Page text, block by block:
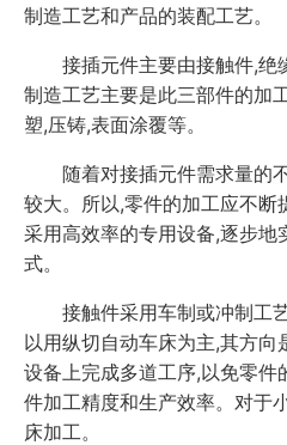
制造工艺和产品的装配工艺。
接插元件主要由接触件,绝
制造工艺主要是此三部件的加
塑,压铸,表面涂覆等。
随着对接插元件需求量的
较大。所以,零件的加工应不断
采用高效率的专用设备,逐步
式。
接触件采用车制或冲制工
以用纵切自动车床为主,其方向
设备上完成多道工序,以免零件
件加工精度和生产效率。对于
床加工。